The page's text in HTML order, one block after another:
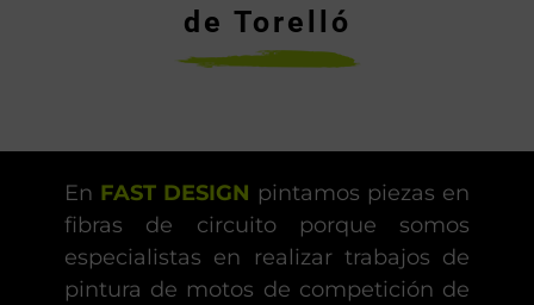
de Torelló
En FAST DESIGN pintamos piezas en
fibras de circuito porque somos
especialistas en realizar trabajos de
pintura de motos de competición de